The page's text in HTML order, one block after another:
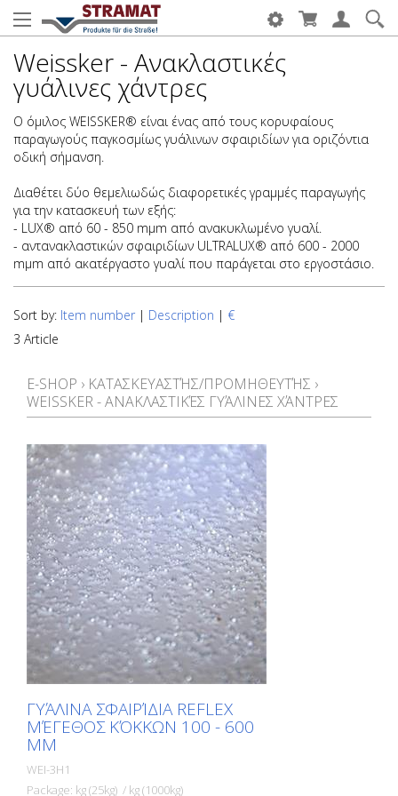
Weissker - Ανακλαστικές
γυάλινες χάντρες
Ο όμιλος WEISSKER® είναι ένας από τους κορυφαίους
παραγωγούς παγκοσμίως γυάλινων σφαιριδίων για οριζόντια
οδική σήμανση.
Διαθέτει δύο θεμελιωδώς διαφορετικές γραμμές παραγωγής
για την κατασκευή των εξής:
- LUX® από 60 - 850 mµm από ανακυκλωμένο γυαλί.
- αντανακλαστικών σφαιριδίων ULTRALUX® από 600 - 2000
mµm από ακατέργαστο γυαλί που παράγεται στο εργοστάσιο.
Sort by: Item number | Description | €
3 Article
E-SHOP › ΚΑΤΑΣΚΕΥΑΣΤΉΣ/ΠΡΟΜΗΘΕΥΤΉΣ ›
WEISSKER - ΑΝΑΚΛΑΣΤΙΚΈΣ ΓΥΆΛΙΝΕΣ ΧΆΝΤΡΕΣ
ΓΥΆΛΙΝΑ ΣΦΑΙΡΊΔΙΑ REFLEX
ΜΈΓΕΘΟΣ ΚΌΚΚΩΝ 100 - 600
ΜM
WEI-3H1
Package: kg (25kg) / kg (1000kg)